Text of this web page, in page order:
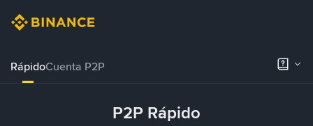
RápidoCuenta P2P
P2P Rápido